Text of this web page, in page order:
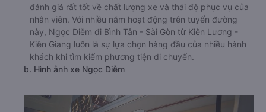
đánh giá rất tốt về chất lượng xe và thái độ phục vụ của
nhân viên. Với nhiều năm hoạt động trên tuyến đường
này, Ngọc Diễm đi Bình Tân - Sài Gòn từ Kiên Lương -
Kiên Giang luôn là sự lựa chọn hàng đầu của nhiều hành
khách khi tìm kiếm phương tiện di chuyển.
b. Hình ảnh xe Ngọc Diễm